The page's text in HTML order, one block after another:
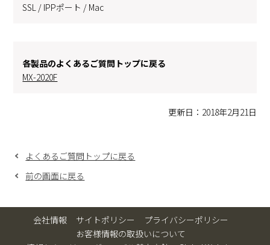
SSL / IPPポート / Mac
各製品のよくあるご質問トップに戻る
MX-2020F
更新日：2018年2月21日
よくあるご質問トップに戻る
前の画面に戻る
会社情報 サイトポリシー
プライバシーポリシー
お客様情報の取扱いについて